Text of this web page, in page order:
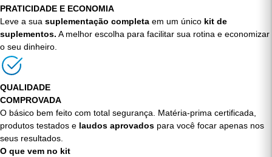
PRATICIDADE E ECONOMIA
Leve a suasuplementação completa
suplementos.
o seu dinheiro.
QUALIDADE
COMPROVADA
O básico bem feito com total segurança. Matéria-prima certificada,
produtos testados e